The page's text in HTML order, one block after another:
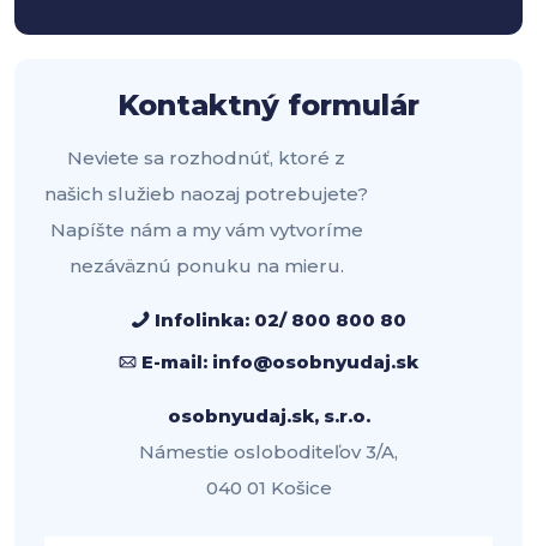
Kontaktný formulár
Neviete sa rozhodnúť, ktoré z
našich služieb naozaj potrebujete?
Napíšte nám a my vám vytvoríme
nezáväznú ponuku na mieru.
Infolinka: 02/ 800 800 80
E-mail: info@osobnyudaj.sk
osobnyudaj.sk, s.r.o.
Námestie osloboditeľov 3/A,
040 01 Košice